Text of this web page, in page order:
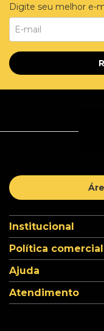
Digite seu melhor e-
Institucional
Política comercial
Ajuda
Atendimento